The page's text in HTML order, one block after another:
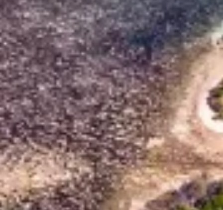
Use profiles to select personalised content
Measure advertising performance
Measure content performance
Understand audiences through statistics or
combinations of data from different sources
Develop and improve services
Use limited data to select content
IAB 특별 기능:
Use precise geolocation data
Identify devices based on information
actively requested
비IAB 처리 목적:
필요한